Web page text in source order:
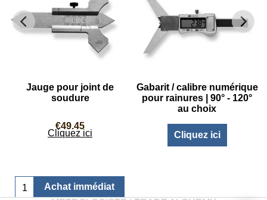
Jauge pour joint de
soudure
€49.45
Cliquez ici
Achat immédiat
Gabarit / calibre numérique
pour rainures | 90° - 120°
au choix
Cliquez ici